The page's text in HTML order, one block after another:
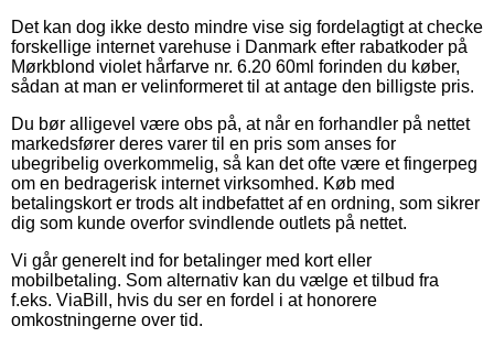
Det kan dog ikke desto mindre vise sig fordelagtigt at checke
forskellige internet varehuse i Danmark efter rabatkoder på
Mørkblond violet hårfarve nr. 6.20 60ml forinden du køber,
sådan at man er velinformeret til at antage den billigste pris.
Du bør alligevel være obs på, at når en forhandler på nettet
markedsfører deres varer til en pris som anses for
ubegribelig overkommelig, så kan det ofte være et fingerpeg
om en bedragerisk internet virksomhed. Køb med
betalingskort er trods alt indbefattet af en ordning, som sikrer
dig som kunde overfor svindlende outlets på nettet.
Vi går generelt ind for betalinger med kort eller
mobilbetaling. Som alternativ kan du vælge et tilbud fra
f.eks. ViaBill, hvis du ser en fordel i at honorere
omkostningerne over tid.